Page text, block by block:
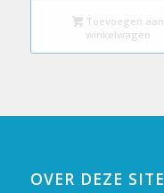
Toevoegen aan
winkelwagen
OVER DEZE SITE